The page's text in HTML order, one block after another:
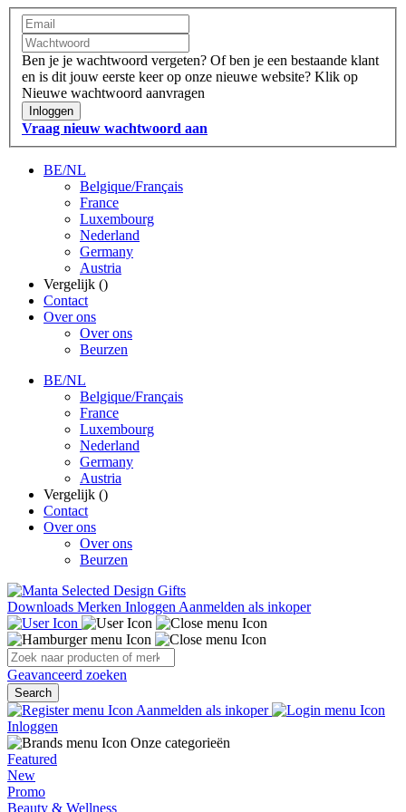
Ben je je wachtwoord vergeten? Of ben je een bestaande klant
en is dit jouw eerste keer op onze nieuwe website? Klik op
Nieuwe wachtwoord aanvragen
Inloggen
Vraag nieuw wachtwoord aan
BE/NL
Belgique/Français
France
Luxembourg
Nederland
Germany
Austria
Vergelijk ()
Contact
Over ons
Over ons
Beurzen
BE/NL
Belgique/Français
France
Luxembourg
Nederland
Germany
Austria
Vergelijk ()
Contact
Over ons
Over ons
Beurzen
Downloads Merken Inloggen Aanmelden als inkoper
Geavanceerd zoeken
Search
Aanmelden als inkoper
Inloggen
Onze categorieën
Featured
New
Promo
Beauty & Wellness